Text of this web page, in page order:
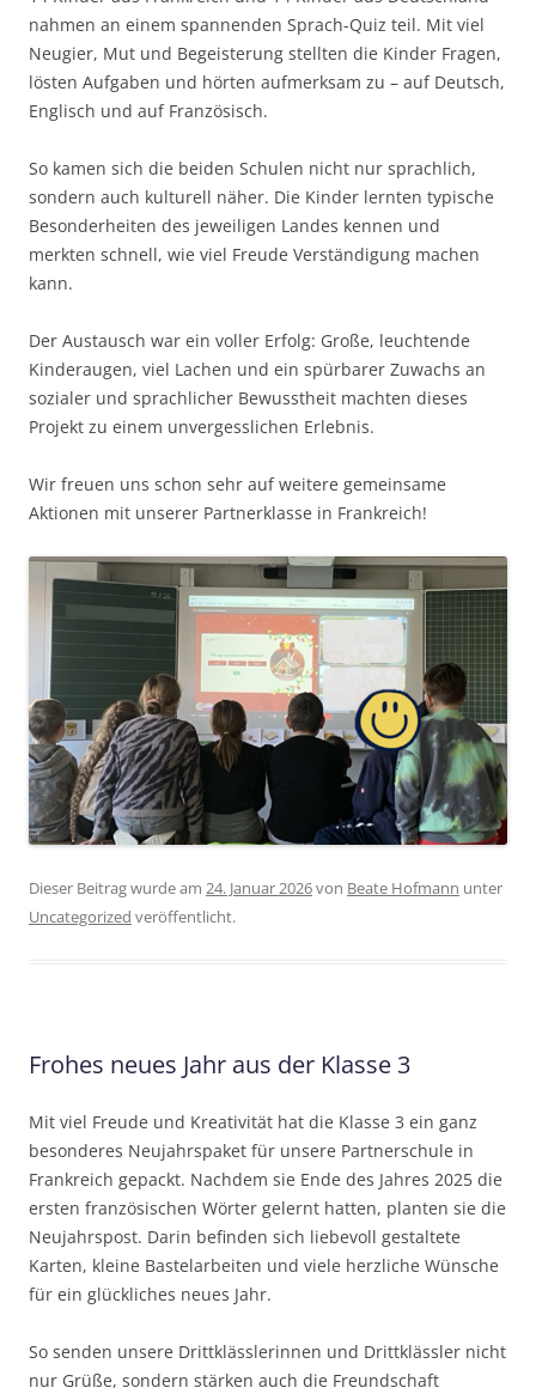
nahmen an einem spannenden Sprach-Quiz teil. Mit viel
Neugier, Mut und Begeisterung stellten die Kinder Fragen,
lösten Aufgaben und hörten aufmerksam zu – auf Deutsch,
Englisch und auf Französisch.
So kamen sich die beiden Schulen nicht nur sprachlich,
sondern auch kulturell näher. Die Kinder lernten typische
Besonderheiten des jeweiligen Landes kennen und
merkten schnell, wie viel Freude Verständigung machen
kann.
Der Austausch war ein voller Erfolg: Große, leuchtende
Kinderaugen, viel Lachen und ein spürbarer Zuwachs an
sozialer und sprachlicher Bewusstheit machten dieses
Projekt zu einem unvergesslichen Erlebnis.
Wir freuen uns schon sehr auf weitere gemeinsame
Aktionen mit unserer Partnerklasse in Frankreich!
Dieser Beitrag wurde am 24. Januar 2026von Beate Hofmann unter
Uncategorized veröffentlicht.
Frohes neues Jahr aus der Klasse 3
Mit viel Freude und Kreativität hat die Klasse 3 ein ganz
besonderes Neujahrspaket für unsere Partnerschule in
Frankreich gepackt. Nachdem sie Ende des Jahres 2025 die
ersten französischen Wörter gelernt hatten, planten sie die
Neujahrspost. Darin befinden sich liebevoll gestaltete
Karten, kleine Bastelarbeiten und viele herzliche Wünsche
für ein glückliches neues Jahr.
So senden unsere Drittklässlerinnen und Drittklässler nicht
nur Grüße, sondern stärken auch die Freundschaft